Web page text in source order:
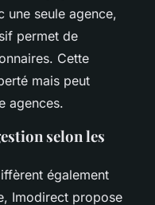
une seule agence,
permet de
Cette
mais peut
agences.
selon les
également
Imodirect propose